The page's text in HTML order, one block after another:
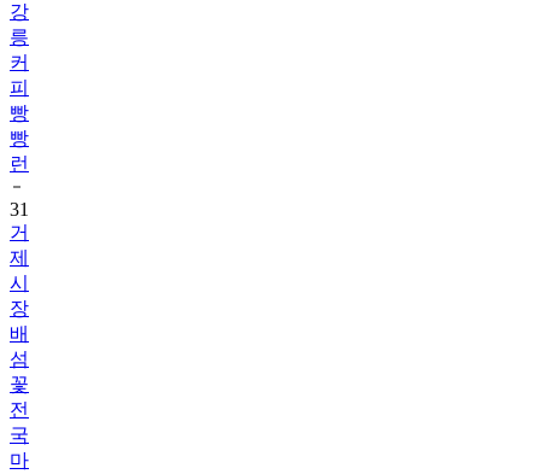
강
릉
커
피
빵
빵
런
31
거
제
시
장
배
섬
꽃
전
국
마